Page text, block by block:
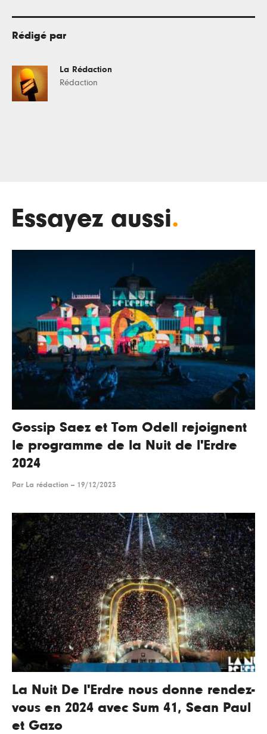
Rédigé par
La Rédaction
Rédaction
Essayez aussi.
Gossip Saez et Tom Odell rejoignent
le programme de la Nuit de l'Erdre
2024
Par La rédaction -- 19/12/2023
La Nuit De l'Erdre nous donne rendez-
vous en 2024 avec Sum 41, Sean Paul
et Gazo